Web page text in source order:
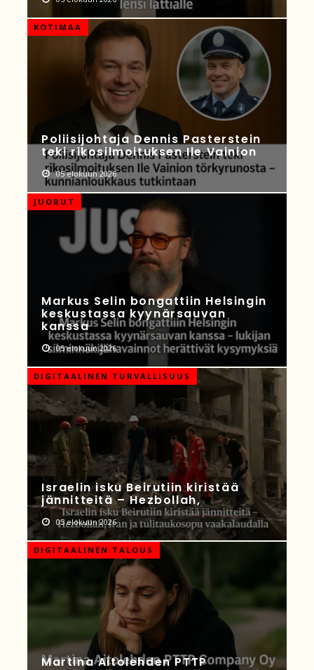
KOTIMAA
Poliisijohtaja Dennis Pasterstein
teki rikosilmoituksen Ile Vainion
05 elokuun 2026
JUORUT
Markus Selin bongattiin Helsingin
keskustassa kyynärsauvan
kanssa
05 elokuun 2026
DIGITAALINEN TURVALLISUUS
Israelin isku Beirutiin kiristää
jännitteitä – Hezbollah,
05 elokuun 2026
DIGITAALINEN TALOUS
Martina Aitolehden PTTP